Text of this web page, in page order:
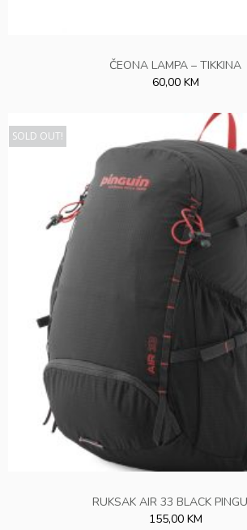
ČEONA LAMPA – TIKKINA
60,00 KM
SOLD OUT!
RUKSAK AIR 33 BLACK
155,00 KM